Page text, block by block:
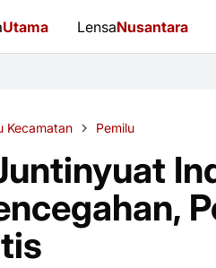
Utama LensaNusantara
Kecamatan Pemilu